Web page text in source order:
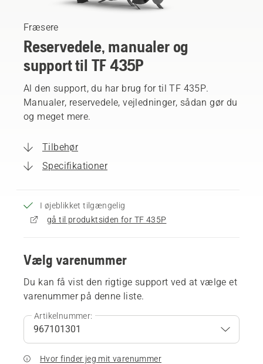
Fræsere
Reservedele, manualer og
support til TF 435P
Al den support, du har brug for til TF 435P.
Manualer, reservedele, vejledninger, sådan gør du
og meget mere.
Tilbehør
Specifikationer
I øjeblikket tilgængelig
gå til produktsiden for TF 435P
Vælg varenummer
Du kan få vist den rigtige support ved at vælge et
varenummer på denne liste.
Artikelnummer:
Hvor finder jeg mit varenummer